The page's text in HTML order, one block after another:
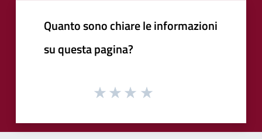
Quanto sono chiare le informazioni
su questa pagina?